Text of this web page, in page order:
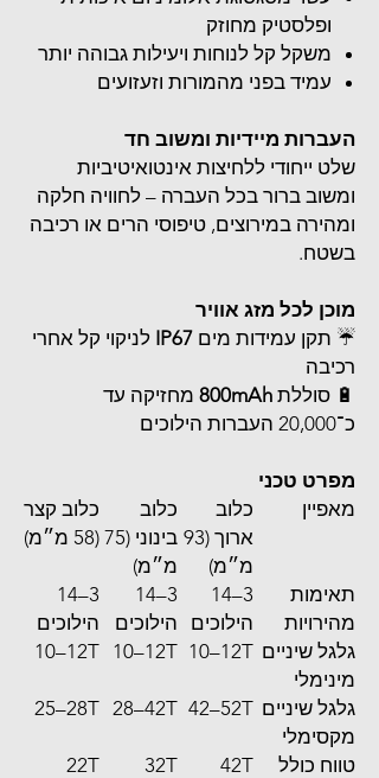
ופלסטיק מחוזק
משקל קל לנוחות ויעילות גבוהה יותר
עמיד בפני מהמורות וזעזועים
העברות מיידיות ומשוב חד
שלט ייחודי ללחיצות אינטואיטיביות
ומשוב ברור בכל העברה – לחוויה חלקה
ומהירה במירוצים, טיפוסי הרים או רכיבה
בשטח.
מוכן לכל מזג אוויר
☔ תקן עמידות מים IP67 לניקוי קל אחרי
רכיבה
🔋 סוללת 800mAh מחזיקה עד
כ־20,000 העברות הילוכים
מפרט טכני
מאפיין
כלוב
ארוך (93
מ״מ)
כלוב
בינוני (75
מ״מ)
כלוב קצר
(58 מ״מ)
תאימות
מהירויות
3–14
הילוכים
3–14
הילוכים
3–14
הילוכים
גלגל שיניים
מינימלי
‎10–12T
‎10–12T
‎10–12T
גלגל שיניים
מקסימלי
‎42–52T
‎28–42T
‎25–28T
טווח כולל
‎42T
‎32T
‎22T